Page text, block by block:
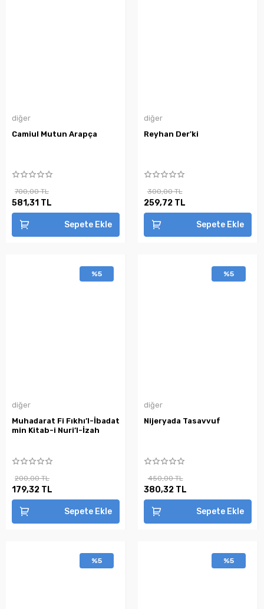
diğer
Camiul Mutun Arapça
700,00 TL
581,31 TL
Sepete Ekle
diğer
Reyhan Der'ki
300,00 TL
259,72 TL
Sepete Ekle
%5
diğer
Muhadarat Fi Fıkhı’l-İbadat
min Kitab-i Nuri’l-İzah
200,00 TL
179,32 TL
Sepete Ekle
%5
diğer
Nijeryada Tasavvuf
450,00 TL
380,32 TL
Sepete Ekle
%5 %5